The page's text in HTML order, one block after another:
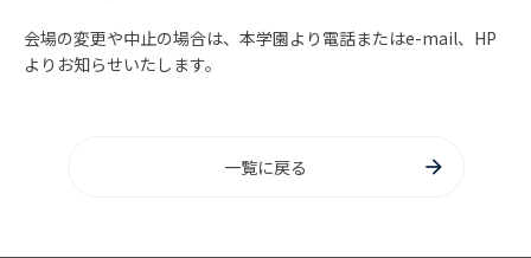
会場の変更や中止の場合は、本学園より電話またはe-mail、HP
よりお知らせいたします。
一覧に戻る